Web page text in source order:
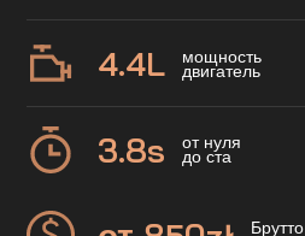
4.4L мощность
двигатель
3.8s от нуля
до ста
Брутто